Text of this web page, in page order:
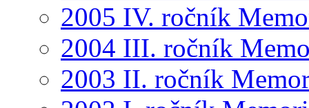
2005 IV. ročník
2004 III. ročník
2003 II. ročník